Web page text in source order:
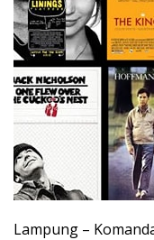
Lampung –